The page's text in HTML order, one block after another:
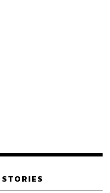
าวไกลด้วยคะแนนเสียงไม่
าผู้แทนราษฎร ตาม